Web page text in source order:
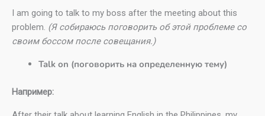
I am going to talk to my boss after the meeting about this
problem. (Я собираюсь поговорить об этой проблеме со
своим боссом после совещания.)
Talk on (поговорить на определенную тему)
Например: